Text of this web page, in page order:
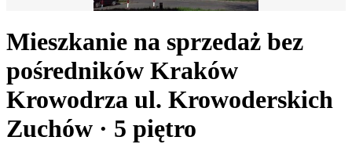
Mieszkanie na sprzedaż bez
pośredników Kraków
Krowodrza ul. Krowoderskich
Zuchów · 5 piętro